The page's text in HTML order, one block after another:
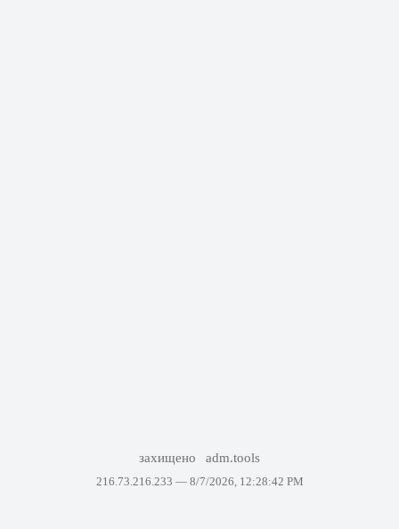
захищено adm.tools
216.73.216.233 — 8/7/2026, 12:28:42 PM